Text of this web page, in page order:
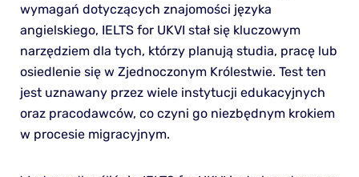
wymagań dotyczących znajomości języka
angielskiego, IELTS for UKVI stał się kluczowym
narzędziem dla tych, którzy planują studia, pracę lub
osiedlenie się w Zjednoczonym Królestwie. Test ten
jest uznawany przez wiele instytucji edukacyjnych
oraz pracodawców, co czyni go niezbędnym krokiem
w procesie migracyjnym.